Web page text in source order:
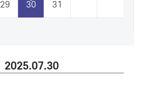
29 30 31
2025.07.30